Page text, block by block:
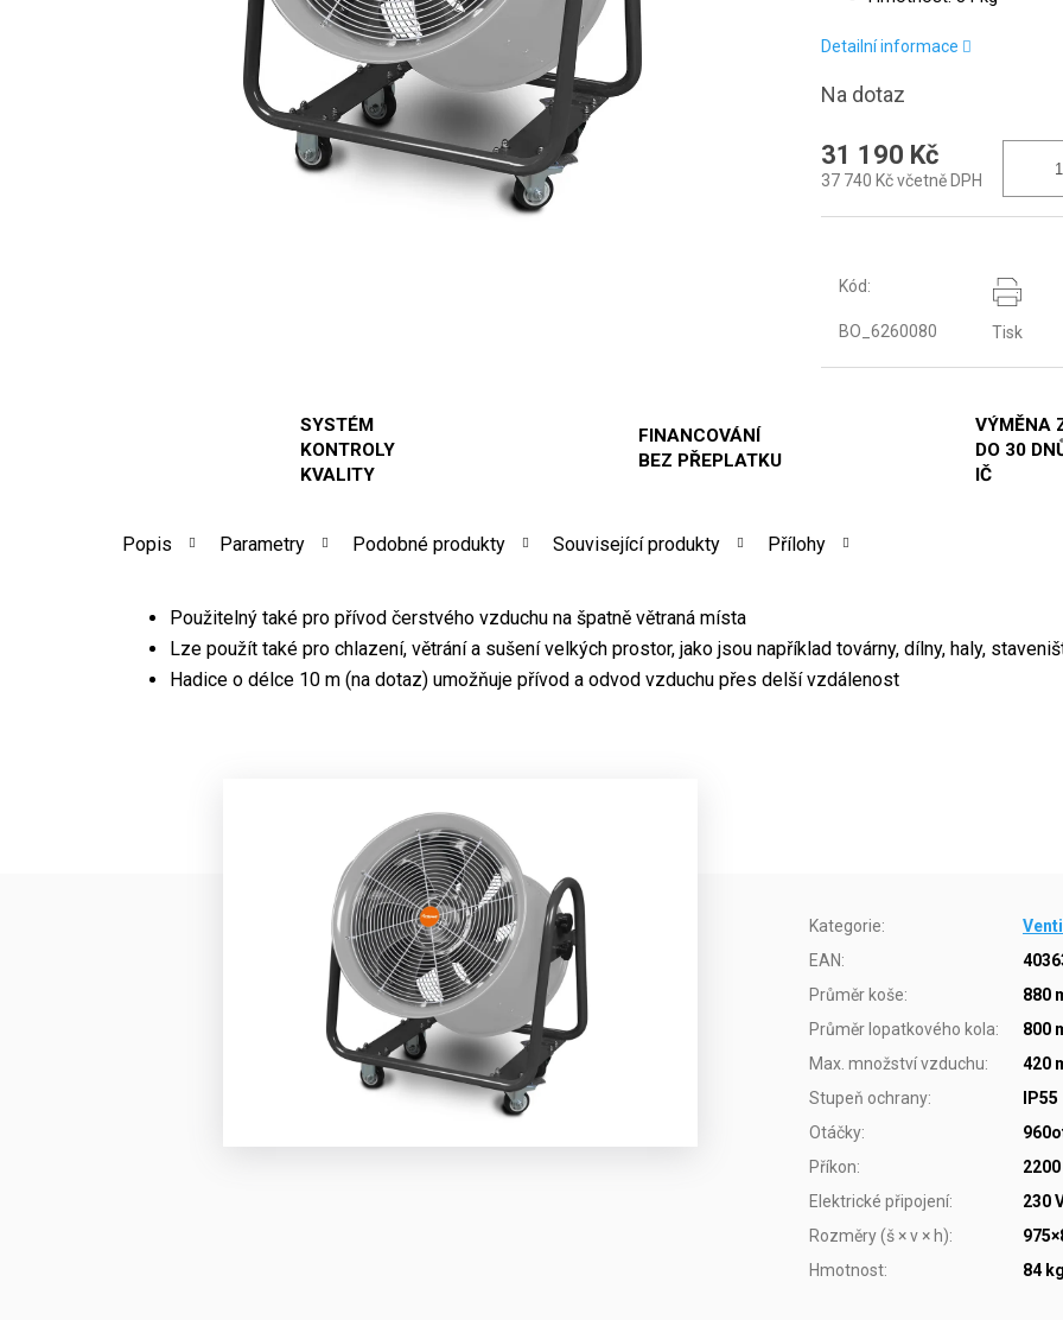
Detailní informace
Na dotaz
31 190 Kč
37 740 Kč včetně DPH
Kód:
BO_6260080 Tisk
SYSTÉM
KONTROLY
KVALITY
FINANCOVÁNÍ
BEZ PŘEPLATKU
VÝMĚNA
DO 30
IČ
Popis Parametry Podobné produkty Související produkty Přílohy
Použitelný také pro přívod čerstvého vzduchu na špatně větraná místa
Lze použít také pro chlazení, větrání a sušení velkých prostor, jako jsou například továrny, dílny, haly,
Hadice o délce 10 m (na dotaz) umožňuje přívod a odvod vzduchu přes delší vzdálenost
Kategorie:
EAN:
Průměr koše:
880
Průměr lopatkového kola:
800
Max. množství vzduchu:
420
Stupeň ochrany:
IP55
Otáčky:
Příkon:
2200
Elektrické připojení:
230
Rozměry (š × v × h):
Hmotnost: 84 kg